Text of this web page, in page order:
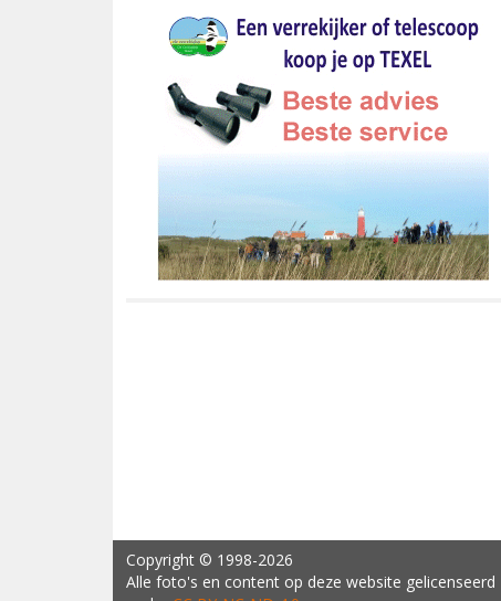
Copyright © 1998-2026
Alle foto's en content op deze website gelicenseerd